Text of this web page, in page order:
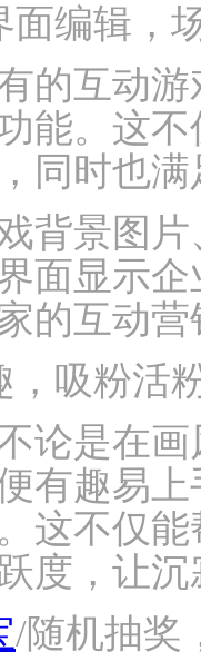
面编辑，
的互动
能。这
同时也
背景图
面显示
的互动
，吸粉活
论是在
有趣易
这不仅
度，让
/随机抽奖